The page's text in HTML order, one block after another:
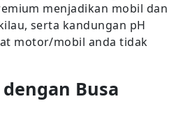
menjadikan mobil dan
serta kandungan pH
motor/mobil anda tidak
Busa